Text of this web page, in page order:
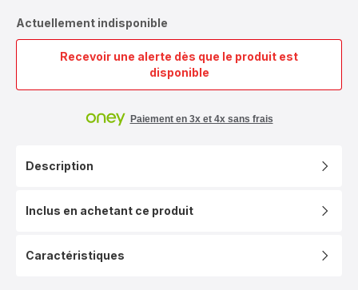
Actuellement indisponible
Recevoir une alerte dès que le produit est
disponible
Ingenio
Easy
Antiadhésif,
Non
Paiement en 3x et 4x sans frais
Description
Inclus en achetant ce produit
Caractéristiques